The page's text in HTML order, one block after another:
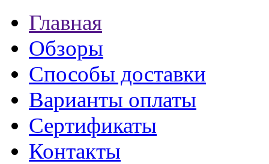
Главная
Обзоры
Способы доставки
Варианты оплаты
Сертификаты
Контакты